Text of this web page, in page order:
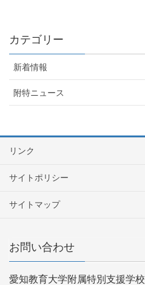
カテゴリー
新着情報
附特ニュース
リンク
サイトポリシー
サイトマップ
お問い合わせ
愛知教育大学附属特別支援学校